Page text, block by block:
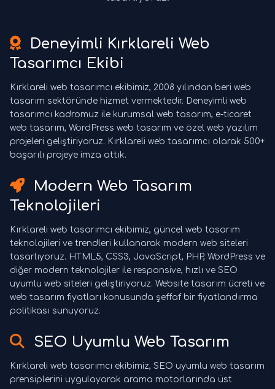
Deneyimli Kırklareli Web
Tasarımcı Ekibi
Kırklareli web tasarımcı ekibimiz, 2008 yılından beri web
tasarım sektöründe hizmet vermektedir. Deneyimli web
tasarımcı kadromuz ile kurumsal web tasarım, e-ticaret
web tasarım, WordPress web tasarım ve özel web yazılım
projeleri geliştiriyoruz. Kırklareli web tasarımcı olarak 500+
başarılı projeye imza attık.
Modern Web Tasarım
Teknolojileri
Kırklareli web tasarımcı ekibimiz, güncel web tasarım
teknolojileri ve trendleri kullanarak modern web siteleri
tasarlıyoruz. HTML5, CSS3, JavaScript, PHP, WordPress ve
diğer modern teknolojiler ile responsive, hızlı ve SEO
uyumlu web siteleri geliştiriyoruz. Website tasarım ücreti ve
web tasarım fiyatları konusunda şeffaf bir fiyatlandırma
politikası sunuyoruz.
SEO Uyumlu Web Tasarım
Kırklareli web tasarımcı ekibimiz, SEO uyumlu web tasarım
prensiplerini uygulayarak arama motorlarında üst